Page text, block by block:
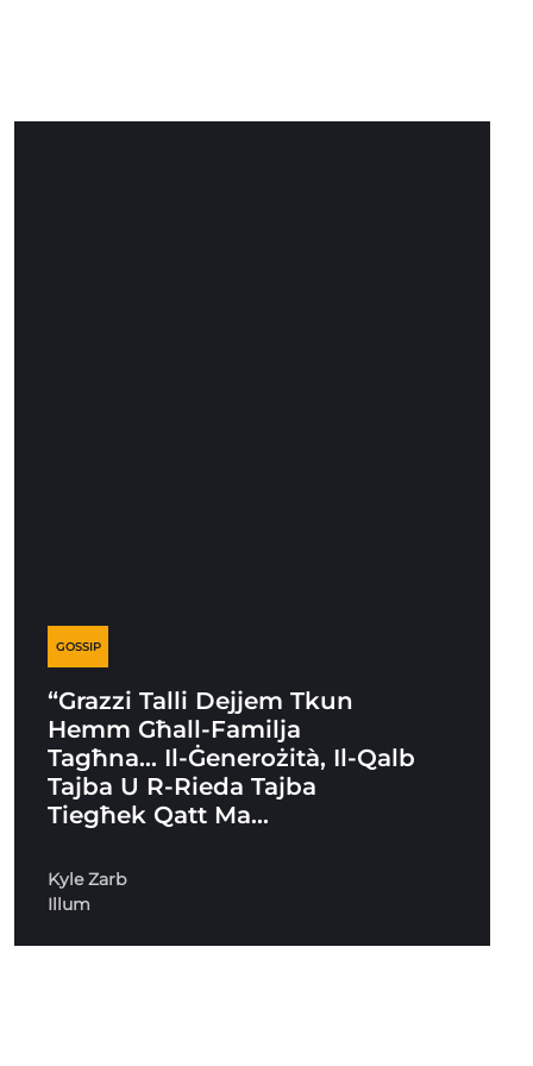
GOSSIP
“Grazzi Talli Dejjem Tkun
Hemm Għall-Familja
Tagħna… Il-Ġenerożità, Il-Qalb
Tajba U R-Rieda Tajba
Tiegħek Qatt Ma…
Kyle Zarb
Illum